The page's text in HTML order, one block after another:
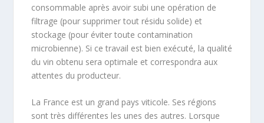
consommable après avoir subi une opération de
filtrage (pour supprimer tout résidu solide) et
stockage (pour éviter toute contamination
microbienne). Si ce travail est bien exécuté, la qualité
du vin obtenu sera optimale et correspondra aux
attentes du producteur.
La France est un grand pays viticole. Ses régions
sont très différentes les unes des autres. Lorsque